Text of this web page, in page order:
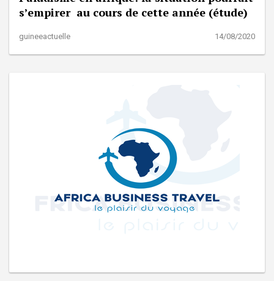
s’empirer au cours de cette année (étude)
guineeactuelle 14/08/2020